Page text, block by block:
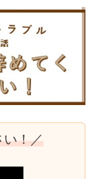
い！／